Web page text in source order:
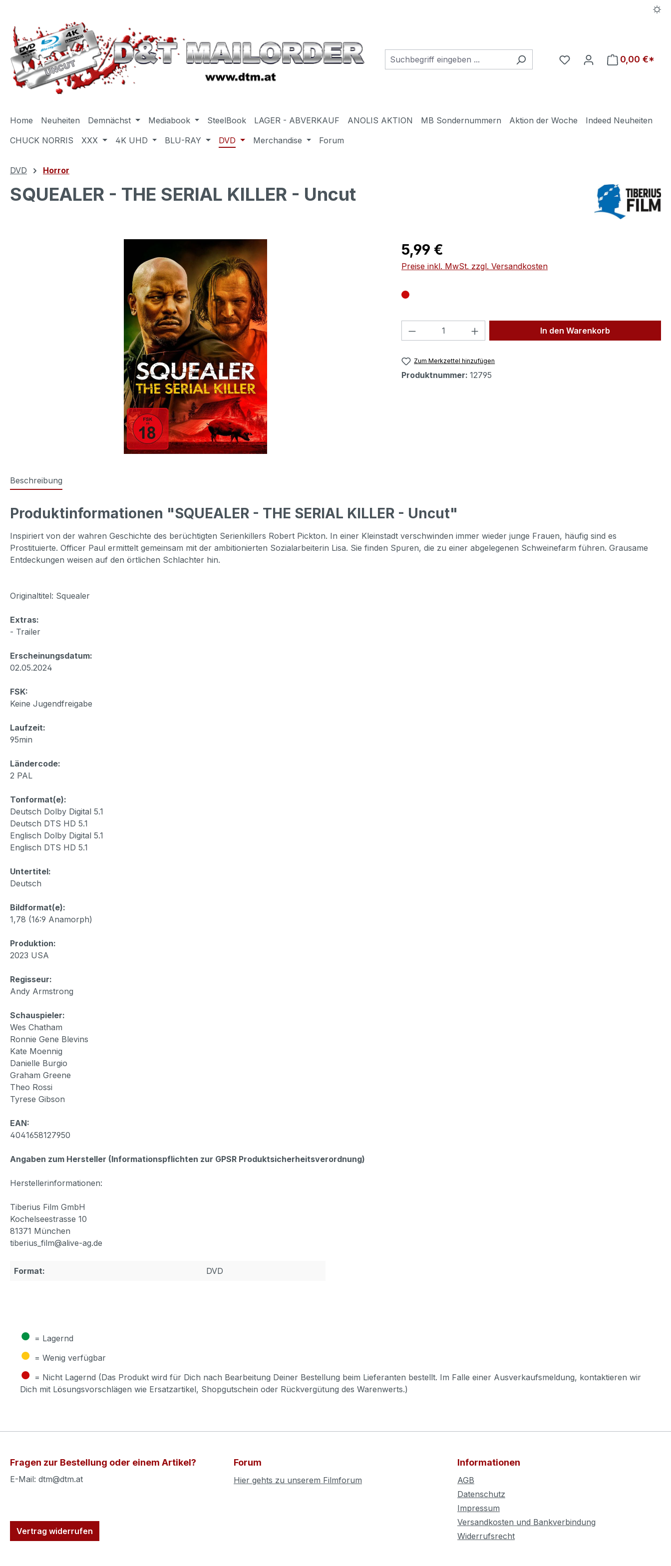
Du hast 0 Produkte auf
0,00 €*
Home Neuheiten Demnächst Mediabook SteelBook LAGER - ABVERKAUF ANOLIS AKTION MB Sondernummern Aktion der Woche
Indeed Neuheiten
CHUCK NORRIS
XXX 4K UHD BLU-RAY DVD Merchandise Forum
DVD Horror
SQUEALER - THE SERIAL KILLER - Uncut
Regulärer Preis:
5,99 €
Preise inkl. MwSt. zzgl. Versandkosten
Produkt Anzahl: Gib den gewünschten Wert
In den Warenkorb
Zum Merkzettel hinzufügen
Produktnummer: 12795
Beschreibung
Produktinformationen "SQUEALER - THE SERIAL KILLER - Uncut"
Inspiriert von der wahren Geschichte des berüchtigten Serienkillers Robert Pickton. In einer Kleinstadt verschwinden immer wieder junge Frauen, häufig sind es
Prostituierte. Officer Paul ermittelt gemeinsam mit der ambitionierten Sozialarbeiterin Lisa. Sie finden Spuren, die zu einer abgelegenen Schweinefarm führen. Grausame
Entdeckungen weisen auf den örtlichen Schlachter hin.
Originaltitel: Squealer
Extras:
- Trailer
Erscheinungsdatum:
02.05.2024
FSK:
Keine Jugendfreigabe
Laufzeit:
95min
Ländercode:
2 PAL
Tonformat(e):
Deutsch Dolby Digital 5.1
Deutsch DTS HD 5.1
Englisch Dolby Digital 5.1
Englisch DTS HD 5.1
Untertitel:
Deutsch
Bildformat(e):
1,78 (16:9 Anamorph)
Produktion:
2023 USA
Regisseur:
Andy Armstrong
Schauspieler:
Wes Chatham
Ronnie Gene Blevins
Kate Moennig
Danielle Burgio
Graham Greene
Theo Rossi
Tyrese Gibson
EAN:
4041658127950
Angaben zum Hersteller (Informationspflichten zur GPSR Produktsicherheitsverordnung)
Herstellerinformationen:
Tiberius Film GmbH
Kochelseestrasse 10
81371 München
tiberius_film@alive-ag.de
Format: DVD
● = Lagernd
● = Wenig verfügbar
● = Nicht Lagernd (Das Produkt wird für Dich nach Bearbeitung Deiner Bestellung beim Lieferanten bestellt. Im Falle einer Ausverkaufsmeldung, kontaktieren wir
Dich mit Lösungsvorschlägen wie Ersatzartikel, Shopgutschein oder Rückvergütung des Warenwerts.)
Fragen zur Bestellung oder einem Artikel?
E-Mail: dtm@dtm.at
Vertrag widerrufen
Forum
Hier gehts zu unserem Filmforum
Informationen
AGB
Datenschutz
Impressum
Versandkosten und Bankverbindung
Widerrufsrecht